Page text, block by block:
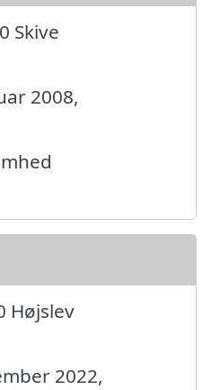
Skive
2008,
Højslev
2022,